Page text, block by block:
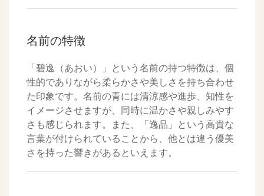
名前の特徴
「碧逸（あおい）」という名前の持つ特徴は、個
性的でありながら柔らかさや美しさを持ち合わせ
た印象です。名前の青には清涼感や進歩、知性を
イメージさせますが、同時に温かさや親しみやす
さも感じられます。また、「逸品」という高貴な
言葉が付けられていることから、他とは違う優美
さを持った響きがあるといえます。